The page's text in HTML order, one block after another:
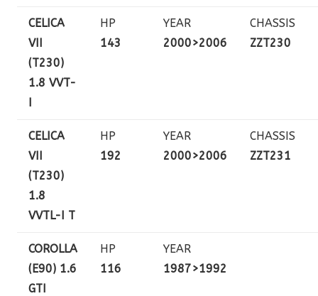
CELICA
VII
(T230)
1.8 VVT-
I
HP
143
YEAR
2000>2006
CHASSIS
ZZT230
CELICA
VII
(T230)
1.8
VVTL-I T
HP
192
YEAR
2000>2006
CHASSIS
ZZT231
COROLLA
(E90) 1.6
GTI
HP
116
YEAR
1987>1992